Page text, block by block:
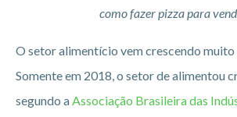
como fazer pizza para
O setor alimentício vem crescendo muito
Somente em 2018, o setor de alimentou
segundo aAssociação Brasileira das